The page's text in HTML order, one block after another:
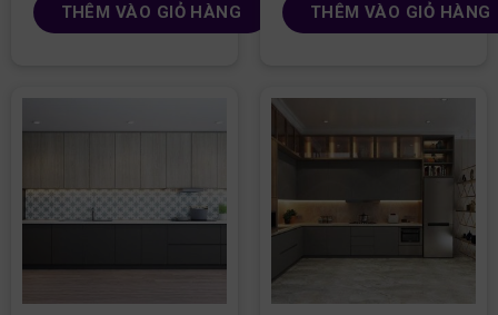
THÊM VÀO GIỎ HÀNG THÊM VÀO GIỎ HÀNG